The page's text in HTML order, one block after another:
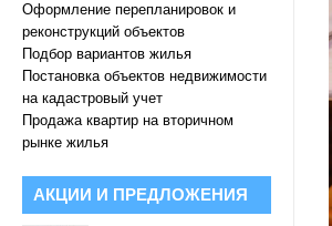
Оформление перепланировок и
реконструкций объектов
Подбор вариантов жилья
Постановка объектов недвижимости
на кадастровый учет
Продажа квартир на вторичном
рынке жилья
АКЦИИ И ПРЕДЛОЖЕНИЯ